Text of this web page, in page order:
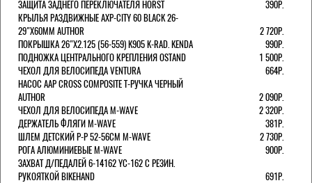
ЗАЩИТА ЗАДНЕГО ПЕРЕКЛЮЧАТЕЛЯ HORST
390Р.
КРЫЛЬЯ РАЗДВИЖНЫЕ AXP-CITY 60 BLACK 26-
29"Х60ММ AUTHOR
2 720Р.
ПОКРЫШКА 26"Х2.125 (56-559) K905 K-RAD. KENDA
990Р.
ПОДНОЖКА ЦЕНТРАЛЬНОГО КРЕПЛЕНИЯ OSTAND
1 500Р.
ЧЕХОЛ ДЛЯ ВЕЛОСИПЕДА VENTURA
664Р.
НАСОС AAP CROSS COMPOSITE Т-РУЧКА ЧЕРНЫЙ
AUTHOR
2 090Р.
ЧЕХОЛ ДЛЯ ВЕЛОСИПЕДА M-WAVE
2 320Р.
ДЕРЖАТЕЛЬ ФЛЯГИ M-WAVE
381Р.
ШЛЕМ ДЕТСКИЙ Р-Р 52-56СМ M-WAVE
2 730Р.
РОГА АЛЮМИНИЕВЫЕ M-WAVE
900Р.
ЗАХВАТ Д/ПЕДАЛЕЙ 6-14162 YC-162 С РЕЗИН.
РУКОЯТКОЙ BIKEHAND
691Р.